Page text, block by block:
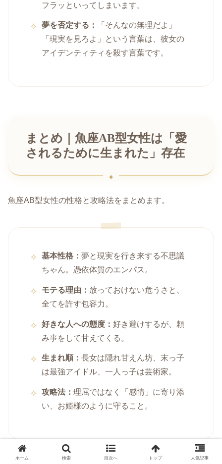
フラッといってしまいます。
夢を否定する：
「そんなの無理だよ」
「現実を見ろよ」という言葉は、彼女の
アイデンティティを殺す言葉です。
まとめ｜魚座AB型女性は「愛
されるために生まれた」存在
魚座AB型女性の性格と攻略法をまとめます。
基本性格：夢と現実を行き来する不思議
ちゃん。憑依体質のエンパス。
モテる理由： 放っておけない危うさと、
全てを許す包容力。
好きな人への態度：好き避けするが、頼
み事をして甘えてくる。
生まれ順：長女は隠れ甘えん坊、末っ子
は最強アイドル、一人っ子は芸術家。
攻略法：理屈ではなく「感情」に寄り添
い、お姫様のように守ること。
ホーム 検索 目次へ トップ 人気記事